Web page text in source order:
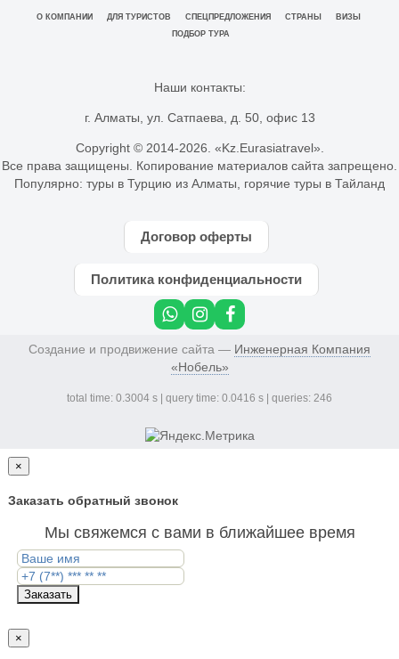
О КОМПАНИИ ДЛЯ ТУРИСТОВ СПЕЦПРЕДЛОЖЕНИЯ СТРАНЫ
ВИЗЫ
ПОДБОР ТУРА
Наши контакты:
г. Алматы, ул. Сатпаева, д. 50, офис 13
Copyright © 2014-2026. «Kz.Eurasiatravel».
Все права защищены. Копирование материалов сайта запрещено.
Популярно: туры в Турцию из Алматы горячие туры в Тайланд
Договор оферты
Политика конфиденциальности
Создание и продвижение сайта — Инженерная Компания
«Нобель»
total time: 0.3004 s | query time: 0.0416 s | queries: 246
×
Заказать обратный звонок
Мы свяжемся с вами в ближайшее время
Заказать
×